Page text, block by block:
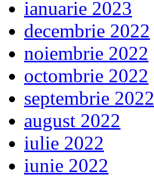
ianuarie 2023
decembrie 2022
noiembrie 2022
octombrie 2022
septembrie 2022
august 2022
iulie 2022
iunie 2022